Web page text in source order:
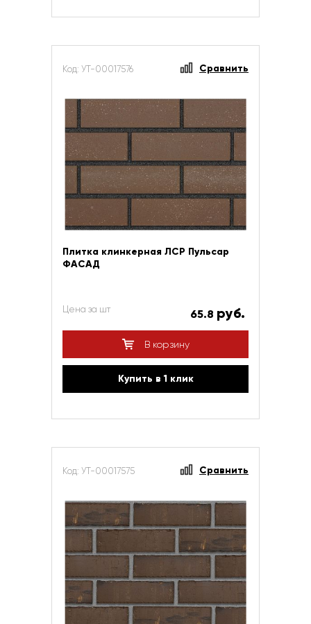
Код: УТ-00017576 Сравнить
Плитка клинкерная ЛСР Пульсар
ФАСАД
Цена за шт 65.8 руб.
В корзину
Купить в 1 клик
Код: УТ-00017575 Сравнить